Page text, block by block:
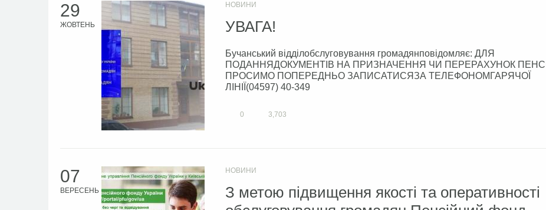
29
ЖОВТЕНЬ
НОВИНИ
УВАГА!
Бучанський відділобслуговування громадянповідомляє: ДЛЯ
ПОДАННЯДОКУМЕНТІВ НА ПРИЗНАЧЕННЯ ЧИ ПЕРЕРАХУНОК ПЕНСІЇ
ПРОСИМО ПОПЕРЕДНЬО ЗАПИСАТИСЯЗА ТЕЛЕФОНОМГАРЯЧОЇ
ЛІНІЇ(04597) 40-349
0 3,703
07
ВЕРЕСЕНЬ
НОВИНИ
З метою підвищення якості та оперативності